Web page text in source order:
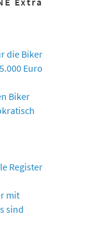
die Biker
Euro
Biker
Register
mit
sind